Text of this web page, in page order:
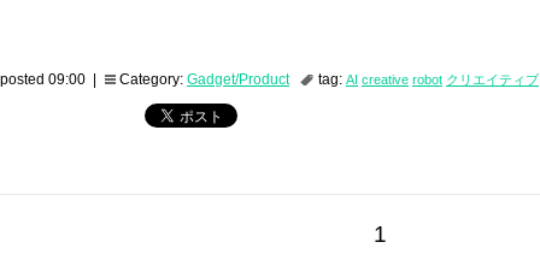
posted 09:00 | Category: Gadget/Product tag: AI creative robot クリエイティブ
1